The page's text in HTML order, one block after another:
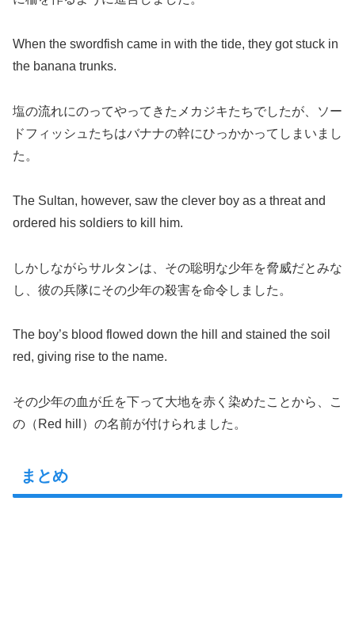
When the swordfish came in with the tide, they got stuck in
the banana trunks.
塩の流れにのってやってきたメカジキたちでしたが、ソー
ドフィッシュたちはバナナの幹にひっかかってしまいまし
た。
The Sultan, however, saw the clever boy as a threat and
ordered his soldiers to kill him.
しかしながらサルタンは、その聡明な少年を脅威だとみな
し、彼の兵隊にその少年の殺害を命令しました。
The boy’s blood flowed down the hill and stained the soil
red, giving rise to the name.
その少年の血が丘を下って大地を赤く染めたことから、こ
の（Red hill）の名前が付けられました。
まとめ